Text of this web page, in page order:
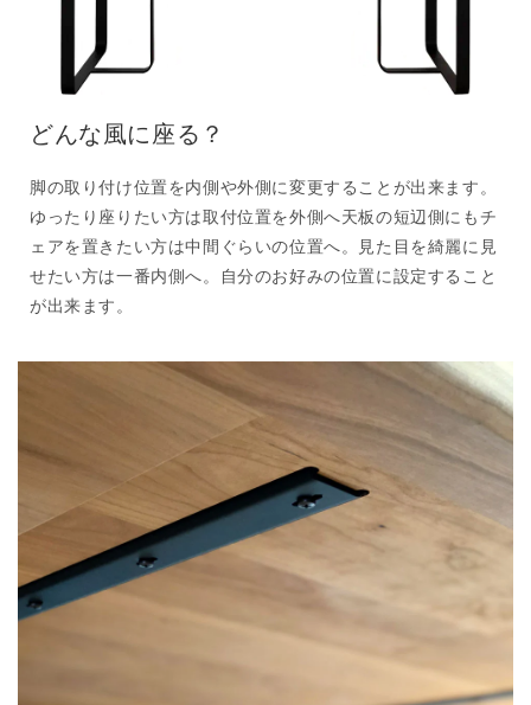
どんな風に座る？
脚の取り付け位置を内側や外側に変更することが出来ます。
ゆったり座りたい方は取付位置を外側へ天板の短辺側にもチ
ェアを置きたい方は中間ぐらいの位置へ。見た目を綺麗に見
せたい方は一番内側へ。自分のお好みの位置に設定すること
が出来ます。